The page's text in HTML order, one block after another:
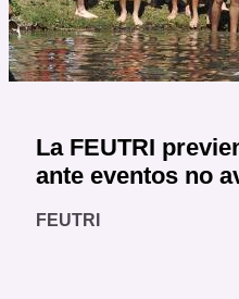
La FEUTRI
ante eventos no
FEUTRI